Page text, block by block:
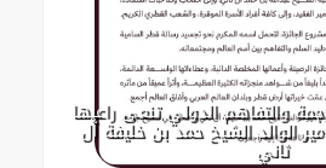
والتفاهم الدولي تنعى راعيها
الوالد الشيخ حمد بن خليفة آل
ثاني